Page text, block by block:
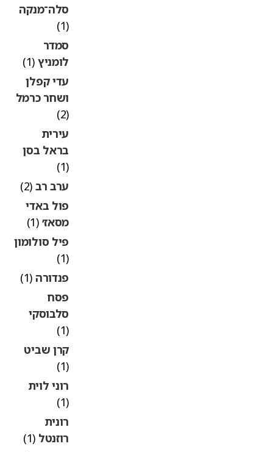
סלה־מנקה
סמדר
לומניץ(1)
עדי קפלן
ושחר כרמל
עירית
בראל בסן
ערב רב(2)
פול באדי
מסאז׳(1)
פיל סולומון
פנדורה(1)
פסח
סלבוסקי
קרן שביט
רוני לוית
רונית
רוזנטל(1)